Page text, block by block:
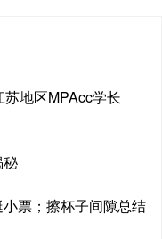
地区MPAcc学长
秘
票；擦杯子间隙总结